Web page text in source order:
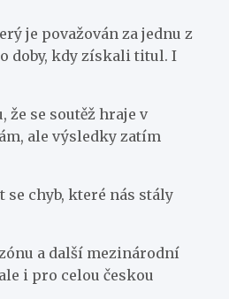
je považován za jednu z
doby, kdy získali titul. I
se soutěž hraje v
ale výsledky zatím
se chyb, které nás stály
a další mezinárodní
i pro celou českou